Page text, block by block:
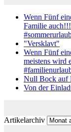
Wenn Fünf
Familie
"Versklavt"
Wenn Fünf
meistens wird
Null Bock auf
Von der
Artikelarchiv